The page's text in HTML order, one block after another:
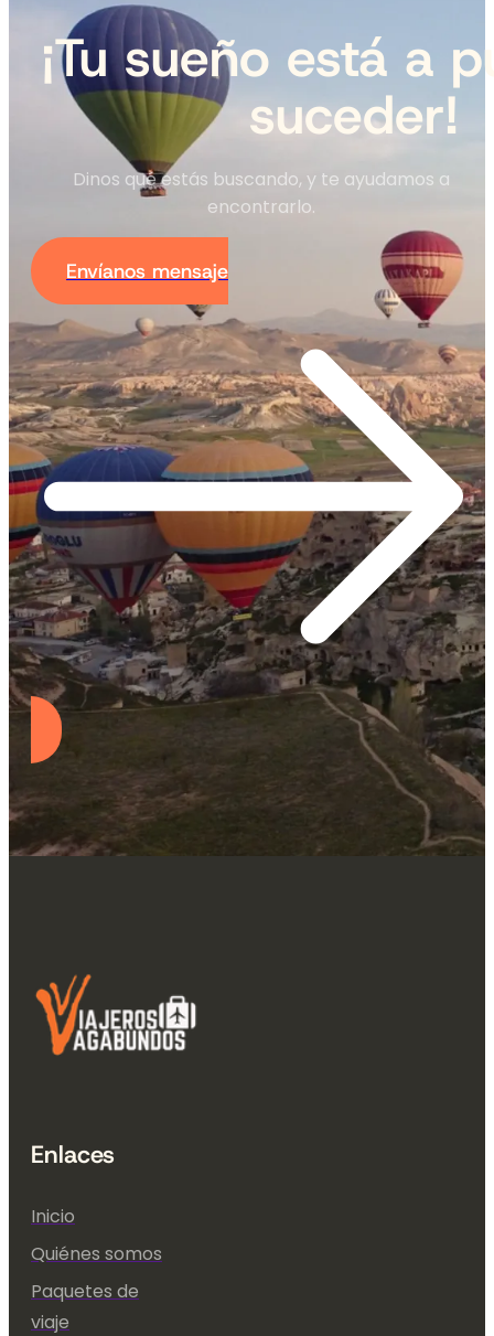
¡Tu sueño está a
suceder!
Dinos qué estás buscando, y te ayudamos a
encontrarlo.
Envíanos mensaje
Enlaces
Inicio
Quiénes somos
Paquetes de
viaje